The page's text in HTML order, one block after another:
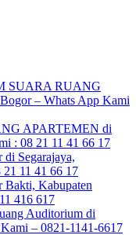
SUARA RUANG
– Whats App Kami
APARTEMEN di
: 08 21 11 41 66 17
di Segarajaya,
11 41 66 17
Bakti, Kabupaten
416 617
Auditorium di
– 0821-1141-6617